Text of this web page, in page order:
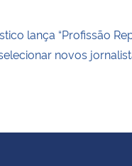
lança “Profissão
novos